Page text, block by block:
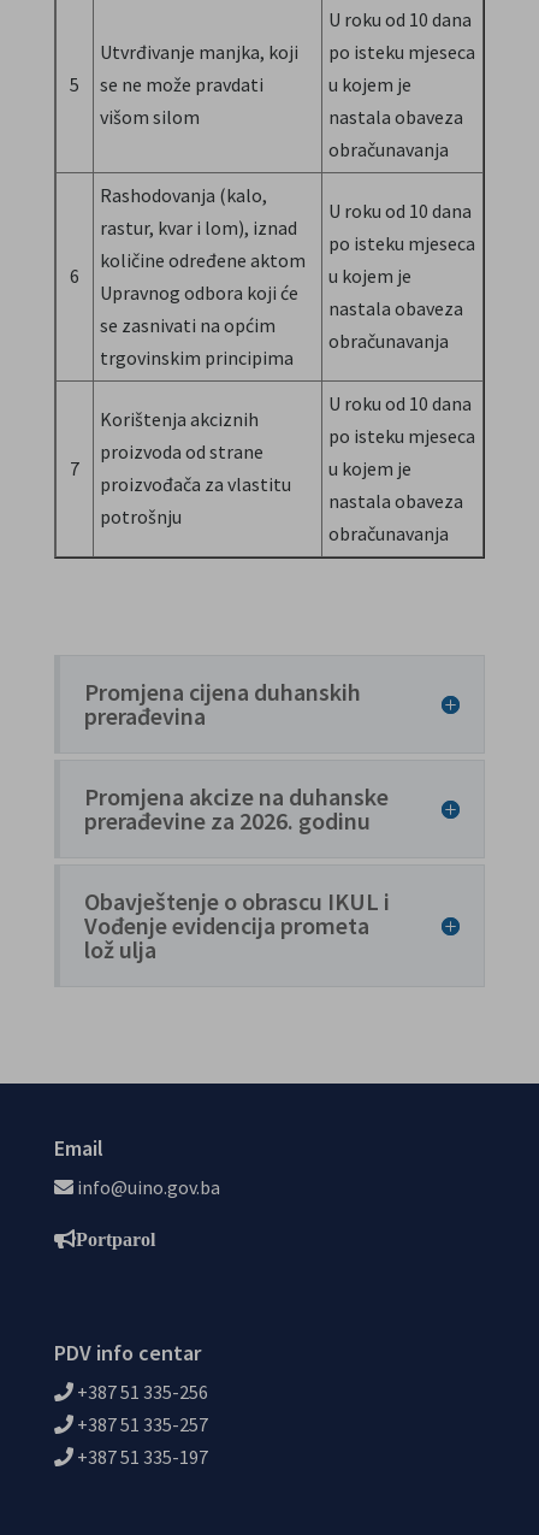
5
Utvrđivanje manjka, koji
se ne može pravdati
višom silom
U roku od 10 dana
po isteku mjeseca
u kojem je
nastala obaveza
obračunavanja
6
Rashodovanja (kalo,
rastur, kvar i lom), iznad
količine određene aktom
Upravnog odbora koji će
se zasnivati na općim
trgovinskim principima
U roku od 10 dana
po isteku mjeseca
u kojem je
nastala obaveza
obračunavanja
7
Korištenja akciznih
proizvoda od strane
proizvođača za vlastitu
potrošnju
U roku od 10 dana
po isteku mjeseca
u kojem je
nastala obaveza
obračunavanja
Promjena cijena duhanskih
prerađevina
Promjena akcize na duhanske
prerađevine za 2026. godinu
Obavještenje o obrascu IKUL i
Vođenje evidencija prometa
lož ulja
Email
info@uino.gov.ba
Portparol
PDV info centar
+387 51 335-256
+387 51 335-257
+387 51 335-197